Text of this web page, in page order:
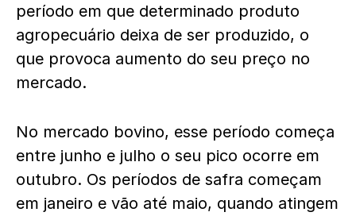
período em que determinado produto
agropecuário deixa de ser produzido, o
que provoca aumento do seu preço no
mercado.
No mercado bovino, esse período começa
entre junho e julho o seu pico ocorre em
outubro. Os períodos de safra começam
em janeiro e vão até maio, quando atingem